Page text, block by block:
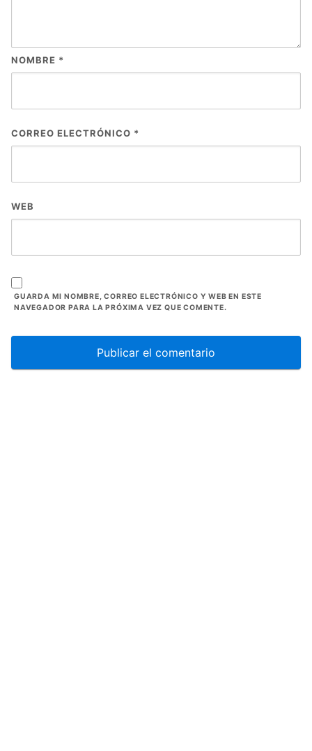
NOMBRE *
CORREO ELECTRÓNICO *
WEB
GUARDA MI NOMBRE, CORREO ELECTRÓNICO Y WEB EN ESTE
NAVEGADOR PARA LA PRÓXIMA VEZ QUE COMENTE.